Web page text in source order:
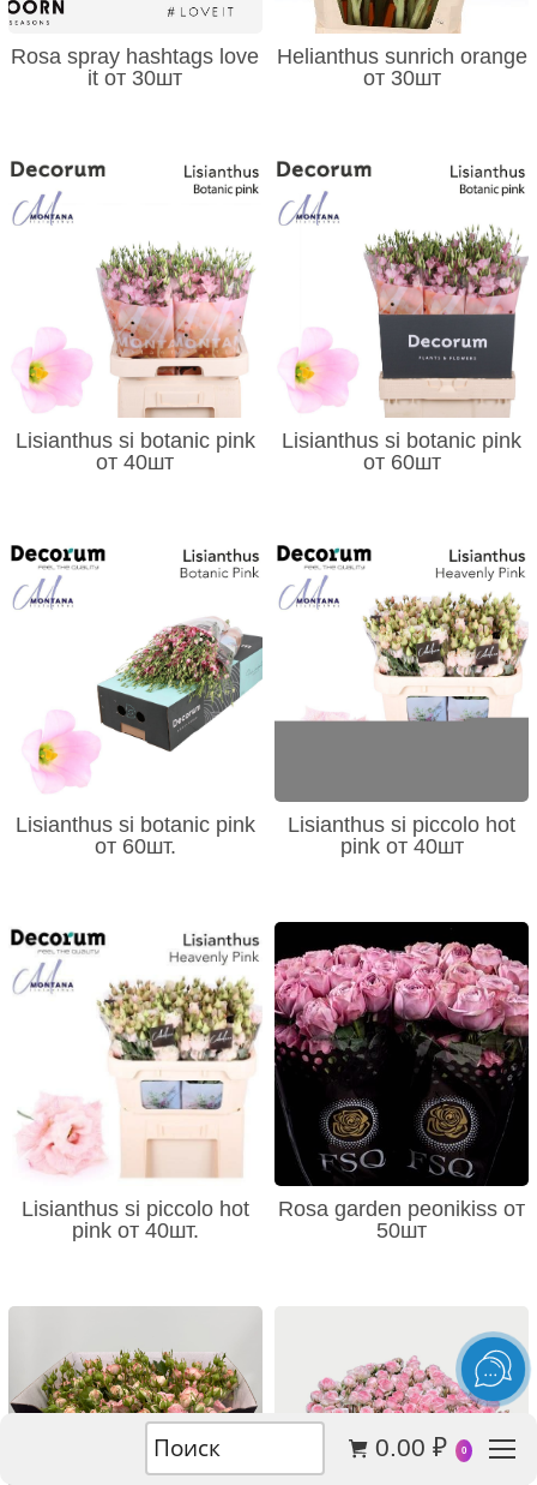
0.00 ₽ 0
Rosa spray hashtags love
it от 30шт
Helianthus sunrich orange
от 30шт
Lisianthus si botanic pink
от 40шт
Lisianthus si botanic pink
от 60шт
Lisianthus si botanic pink
от 60шт.
Lisianthus si piccolo hot
pink от 40шт
Lisianthus si piccolo hot
pink от 40шт.
Rosa garden peonikiss от
50шт